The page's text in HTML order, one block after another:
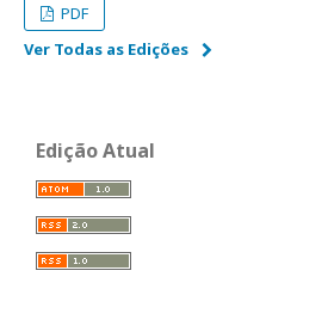
PDF
Ver Todas as Edições
Edição Atual